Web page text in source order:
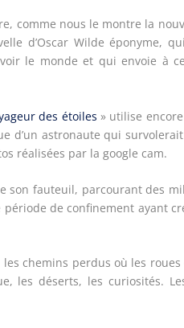
comme nous le montre la
d’Oscar Wilde éponyme,
le monde et qui envoie à
des étoiles » utilise
d’un astronaute qui
réalisées par la google cam.
son fauteuil, parcourant des
de confinement ayant
les chemins perdus où les
les déserts, les curiosités.